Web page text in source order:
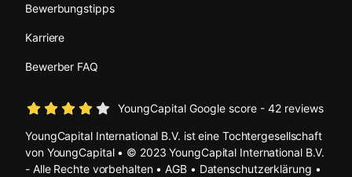
Bewerbungstipps
Karriere
Bewerber FAQ
YoungCapital Google score - 42 reviews
YoungCapital International B.V. ist eine Tochtergesellschaft
von YoungCapital • © 2023 YoungCapital International B.V.
- Alle Rechte vorbehalten •AGB• Datenschutzerklärung •